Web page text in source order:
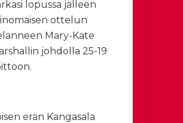
lopussa jälleen
ottelun
Mary-Kate
johdolla 25-19
erän Kangasala